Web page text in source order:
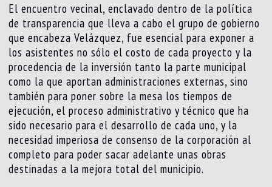
El encuentro vecinal, enclavado dentro de la política
de transparencia que lleva a cabo el grupo de gobierno
que encabeza Velázquez, fue esencial para exponer a
los asistentes no sólo el costo de cada proyecto y la
procedencia de la inversión tanto la parte municipal
como la que aportan administraciones externas, sino
también para poner sobre la mesa los tiempos de
ejecución, el proceso administrativo y técnico que ha
sido necesario para el desarrollo de cada uno, y la
necesidad imperiosa de consenso de la corporación al
completo para poder sacar adelante unas obras
destinadas a la mejora total del municipio.